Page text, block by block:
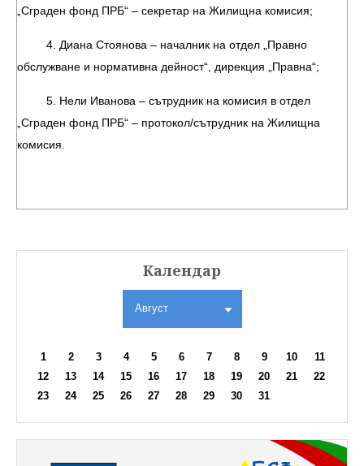
„Сграден фонд ПРБ“ – секретар на Жилищна комисия;
4. Диана Стоянова – началник на отдел „Правно
обслужване и нормативна дейност“, дирекция „Правна“;
5. Нели Иванова – сътрудник на комисия в отдел
„Сграден фонд ПРБ“ – протокол/сътрудник на Жилищна
комисия.
Календар
Август
1 2 3 4 5 6 7 8 9 10
11
12
13 14 15 16 17 18 19 20 21
22
23
24 25 26 27 28 29 30 31